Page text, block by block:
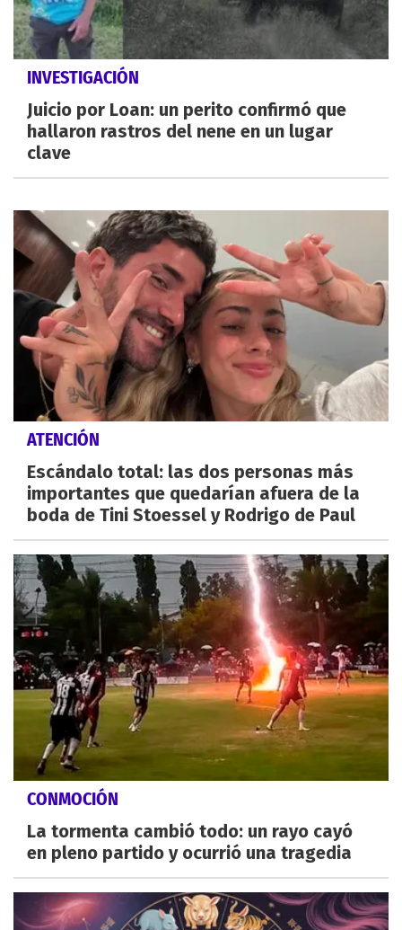
INVESTIGACIÓN
Juicio por Loan: un perito confirmó que
hallaron rastros del nene en un lugar
clave
ATENCIÓN
Escándalo total: las dos personas más
importantes que quedarían afuera de la
boda de Tini Stoessel y Rodrigo de Paul
CONMOCIÓN
La tormenta cambió todo: un rayo cayó
en pleno partido y ocurrió una tragedia